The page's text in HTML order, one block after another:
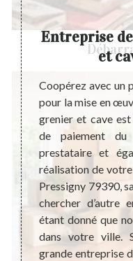
une
le
ne
à
de
de
la
Entreprise
et
Coopérez avec un
pour la mise en
grenier et cave
de paiement
prestataire et
réalisation de
Pressigny 79390,
chercher d’autre
étant donné que
dans votre ville.
grande entreprise